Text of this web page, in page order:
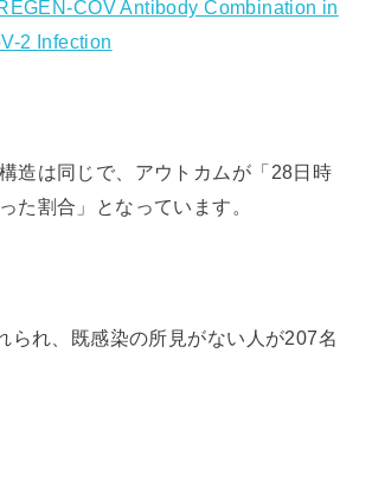
COV Antibody Combination in
2 Infection
造は同じで、アウトカムが「28日時
た割合」となっています。
られ、既感染の所見がない人が207名